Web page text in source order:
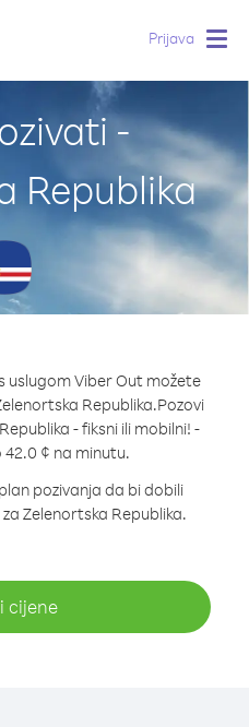
Prijava
-
Republika
uslugom Viber Out možete
Republika.Pozovi
- fiksni ili mobilni! -
¢ na minutu.
pozivanja da bi dobili
Zelenortska Republika.
cijene